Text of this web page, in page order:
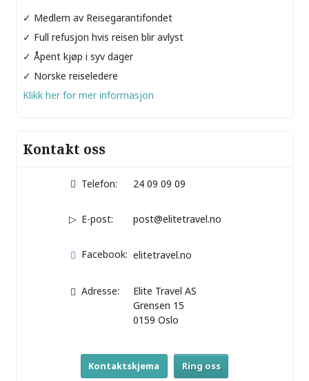
✓ Medlem av Reisegarantifondet
✓ Full refusjon hvis reisen blir avlyst
✓ Åpent kjøp i syv dager
✓ Norske reiseledere
Klikk her for mer informasjon
Kontakt oss
Telefon: 24 09 09 09
E-post: post@elitetravel.no
Facebook: elitetravel.no
Adresse:
Elite Travel AS
Grensen 15
0159 Oslo
Kontaktskjema Ring oss